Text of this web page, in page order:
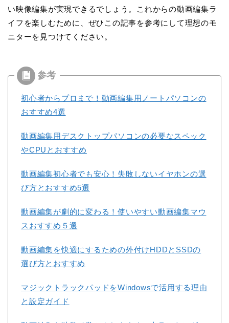
い映像編集が実現できるでしょう。これからの動画編集ラ
イフを楽しむために、ぜひこの記事を参考にして理想のモ
ニターを見つけてください。
初心者からプロまで！動画編集用ノートパソコンの
おすすめ4選
動画編集用デスクトップパソコンの必要なスペック
やCPUとおすすめ
動画編集初心者でも安心！失敗しないイヤホンの選
び方とおすすめ5選
動画編集が劇的に変わる！使いやすい動画編集マウ
スおすすめ５選
動画編集を快適にするための外付けHDDとSSDの
選び方とおすすめ
マジックトラックパッドをWindowsで活用する理由
と設定ガイド